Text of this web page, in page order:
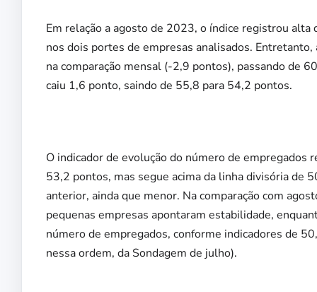
Em relação a agosto de 2023, o índice registrou
nos dois portes de empresas analisados.
na comparação mensal (-2,9 pontos), passando de
caiu 1,6 ponto, saindo de 55,8 para 54,2 pontos.
O indicador de evolução do número de
53,2 pontos, mas segue acima da linha divisória de
anterior, ainda que menor. Na comparação com
pequenas empresas apontaram estabilidade,
número de empregados, conforme indicadores de
nessa ordem, da Sondagem de julho).